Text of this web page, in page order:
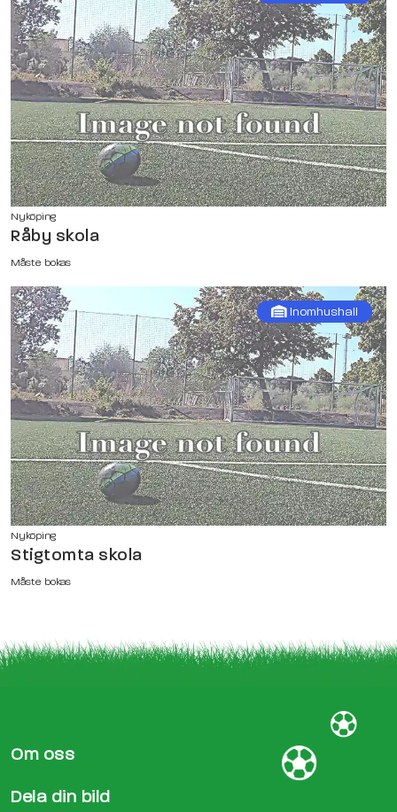
Nyköping
Råby skola
Måste bokas
Inomhushall
Nyköping
Stigtomta skola
Måste bokas
Om oss
Dela din bild